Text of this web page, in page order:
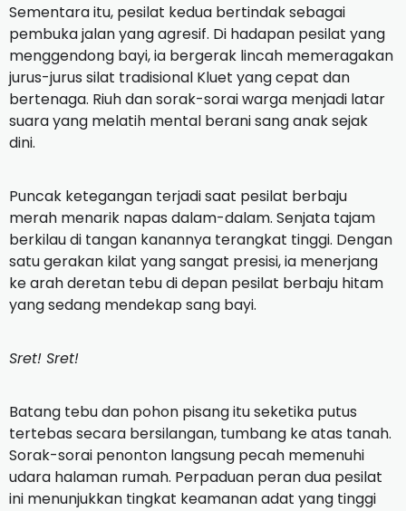
Sementara itu, pesilat kedua bertindak sebagai
pembuka jalan yang agresif. Di hadapan pesilat yang
menggendong bayi, ia bergerak lincah memeragakan
jurus-jurus silat tradisional Kluet yang cepat dan
bertenaga. Riuh dan sorak-sorai warga menjadi latar
suara yang melatih mental berani sang anak sejak
dini.
Puncak ketegangan terjadi saat pesilat berbaju
merah menarik napas dalam-dalam. Senjata tajam
berkilau di tangan kanannya terangkat tinggi. Dengan
satu gerakan kilat yang sangat presisi, ia menerjang
ke arah deretan tebu di depan pesilat berbaju hitam
yang sedang mendekap sang bayi.
Sret! Sret!
Batang tebu dan pohon pisang itu seketika putus
tertebas secara bersilangan, tumbang ke atas tanah.
Sorak-sorai penonton langsung pecah memenuhi
udara halaman rumah. Perpaduan peran dua pesilat
ini menunjukkan tingkat keamanan adat yang tinggi